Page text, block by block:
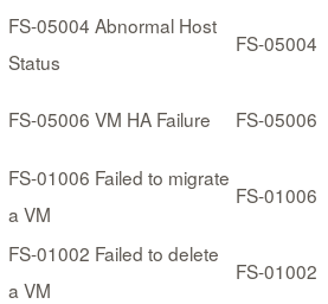
FS-05004 Abnormal Host
Status
FS-05004
FS-05006 VM HA Failure FS-05006
FS-01006 Failed to migrate
a VM
FS-01006
FS-01002 Failed to delete
a VM
FS-01002